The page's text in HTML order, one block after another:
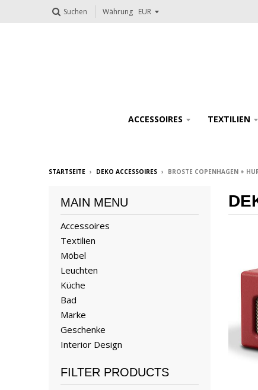
Suchen Währung
ACCESSOIRES TEXTILIEN
STARTSEITE › DEKO ACCESSOIRES › BROSTE COPENHAGEN +
MAIN MENU
Accessoires
Textilien
Möbel
Leuchten
Küche
Bad
Marke
Geschenke
Interior Design
FILTER PRODUCTS